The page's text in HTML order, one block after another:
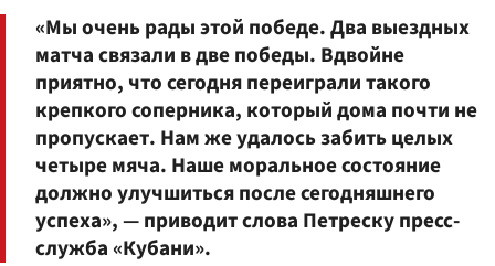
«Мы очень рады этой победе. Два выездных
матча связали в две победы. Вдвойне
приятно, что сегодня переиграли такого
крепкого соперника, который дома почти не
пропускает. Нам же удалось забить целых
четыре мяча. Наше моральное состояние
должно улучшиться после сегодняшнего
успеха», — приводит слова Петреску пресс-
служба «Кубани».